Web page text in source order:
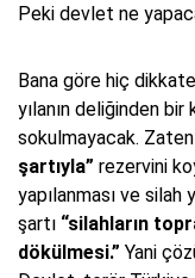
Peki devlet ne
Bana göre hiç
yılanın deliğinden
sokulmayacak.
şartıyla” rezervini
yapılanması ve silah
şartı “silahların
dökülmesi.” Yani